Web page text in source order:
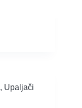
, Upaljači